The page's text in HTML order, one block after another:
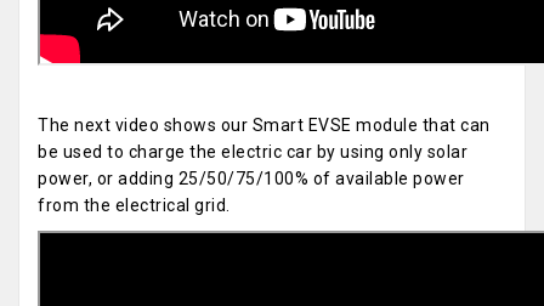
The next video shows our Smart EVSE module that can
be used to charge the electric car by using only solar
power, or adding 25/50/75/100% of available power
from the electrical grid.